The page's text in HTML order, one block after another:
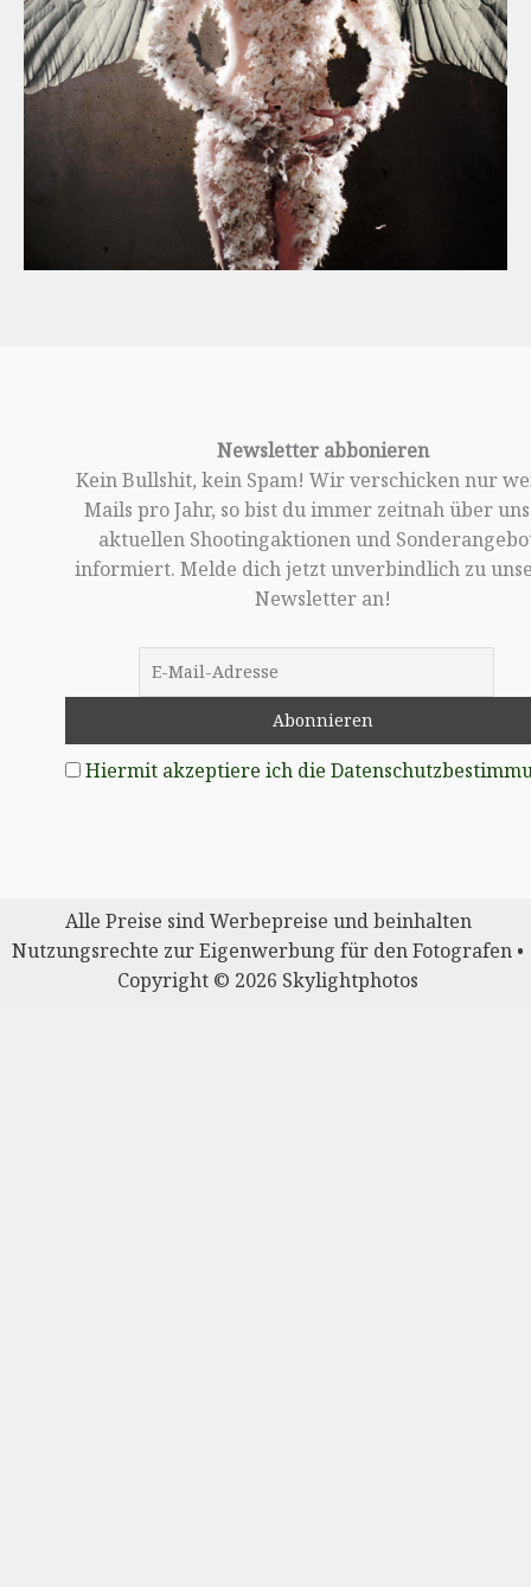
Newsletter abbonieren
Kein Bullshit, kein Spam! Wir verschicken nur
Mails pro Jahr, so bist du immer zeitnah über
aktuellen Shootingaktionen und
informiert. Melde dich jetzt unverbindlich zu
Newsletter an!
Hiermit akzeptiere ich die
Alle Preise sind Werbepreise und beinhalten
Nutzungsrechte zur Eigenwerbung für den Fotografen •
Copyright © 2026 Skylightphotos